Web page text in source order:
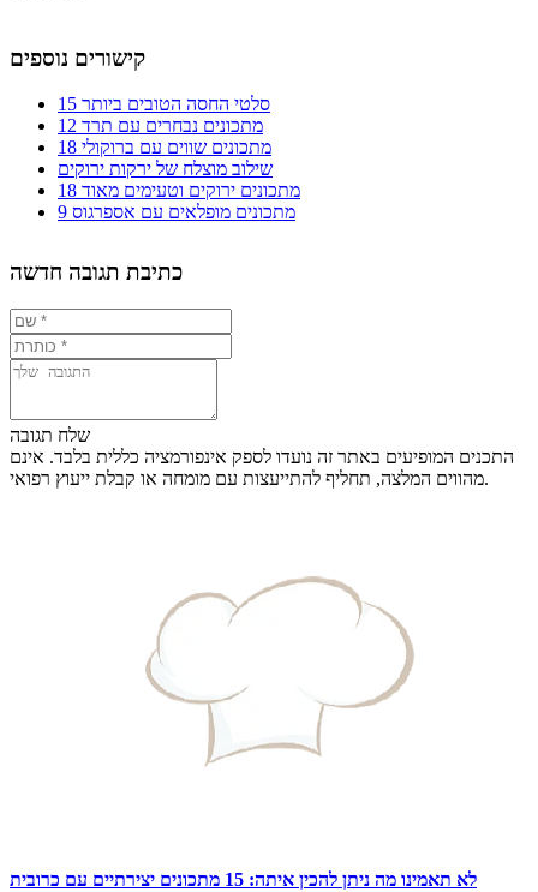
קישורים נוספים
15 סלטי החסה הטובים ביותר
12 מתכונים נבחרים עם תרד
18 מתכונים שווים עם ברוקולי
שילוב מוצלח של ירקות ירוקים
18 מתכונים ירוקים וטעימים מאוד
9 מתכונים מופלאים עם אספרגוס
כתיבת תגובה חדשה
שלח תגובה
התכנים המופיעים באתר זה נועדו לספק אינפורמציה כללית בלבד. אינם
מהווים המלצה, תחליף להתייעצות עם מומחה או קבלת ייעוץ רפואי.
לא תאמינו מה ניתן להכין איתה: 15 מתכונים יצירתיים עם כרובית